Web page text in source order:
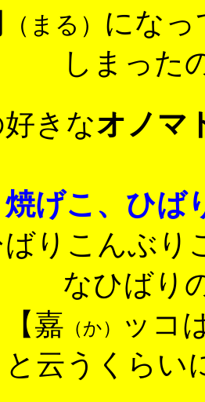
（まる） にな
しまった
きなオノマ
げこ、ひば
りこんぶり
なひばり
【嘉 （か）
ッコ
云うくらい